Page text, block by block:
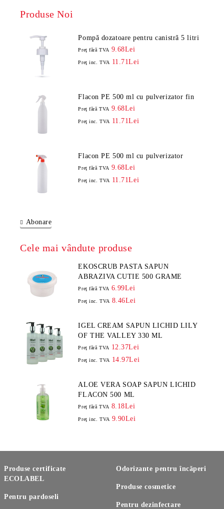
Produse Noi
Pompă dozatoare pentru canistră 5 litri
Preţ fără TVA 9.68Lei
Preţ inc. TVA 11.71Lei
Flacon PE 500 ml cu pulverizator fin
Preţ fără TVA 9.68Lei
Preţ inc. TVA 11.71Lei
Flacon PE 500 ml cu pulverizator
Preţ fără TVA 9.68Lei
Preţ inc. TVA 11.71Lei
Abonare
Cele mai vândute produse
EKOSCRUB PASTA SAPUN
ABRAZIVA CUTIE 500 GRAME
Preţ fără TVA 6.99Lei
Preţ inc. TVA 8.46Lei
IGEL CREAM SAPUN LICHID LILY
OF THE VALLEY 330 ML
Preţ fără TVA 12.37Lei
Preţ inc. TVA 14.97Lei
ALOE VERA SOAP SAPUN LICHID
FLACON 500 ML
Preţ fără TVA 8.18Lei
Preţ inc. TVA 9.90Lei
Produse certificate
ECOLABEL
Pentru pardoseli
Odorizante pentru încăperi
Produse cosmetice
Pentru dezinfectare